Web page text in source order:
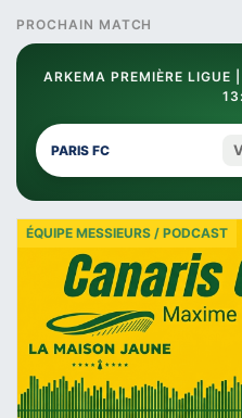
PROCHAIN MATCH
ARKEMA PREMIÈRE LIGUE
PARIS FC
ÉQUIPE MESSIEURS / PODCAST